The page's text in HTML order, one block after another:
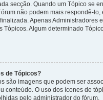
secção. Quando um Tópico se
não podem mais respondê-
Apenas Administradores
Tópicos. Algum determinado
de Tópicos?
são imagens que podem ser
conteúdo. O uso dos ícones de
pelo administrador do fórum.